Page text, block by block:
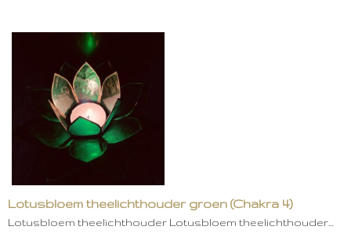
Lotusbloem theelichthouder groen (Chakra 4)
Lotusbloem theelichthouder Lotusbloem theelichthouder…